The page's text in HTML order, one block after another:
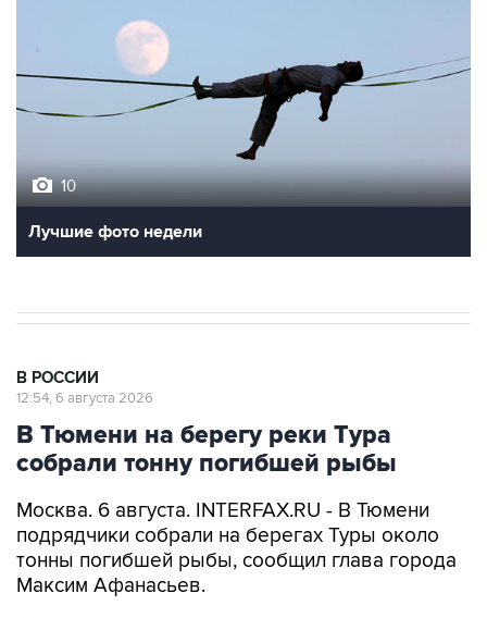
10
Лучшие фото недели
В РОССИИ
12:54, 6 августа 2026
В Тюмени на берегу реки Тура
собрали тонну погибшей рыбы
Москва. 6 августа. INTERFAX.RU - В Тюмени
подрядчики собрали на берегах Туры около
тонны погибшей рыбы, сообщил глава города
Максим Афанасьев.